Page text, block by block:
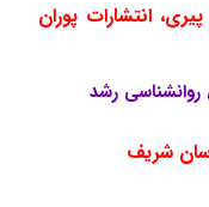
انتشارات پوران
رشد
شریف